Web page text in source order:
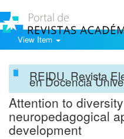
View Item
REIDU. Revista
en Docencia
Attention to
neuropedagogical
development